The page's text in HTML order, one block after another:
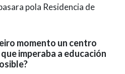
pola Residencia de
momento un centro
imperaba a educación